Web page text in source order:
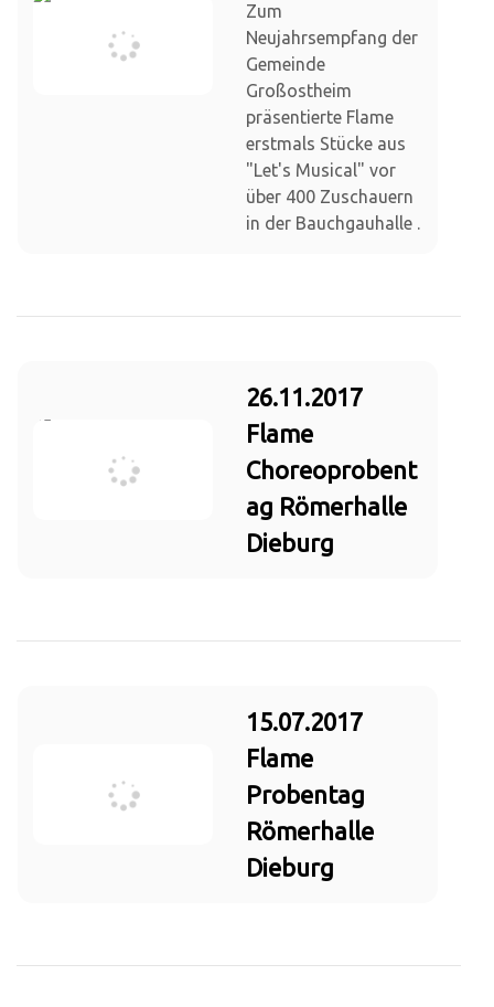
Zum
Neujahrsempfang der
Gemeinde
Großostheim
präsentierte Flame
erstmals Stücke aus
"Let's Musical" vor
über 400 Zuschauern
in der Bauchgauhalle .
26.11.2017
Flame
Choreoprobent
ag Römerhalle
Dieburg
15.07.2017
Flame
Probentag
Römerhalle
Dieburg